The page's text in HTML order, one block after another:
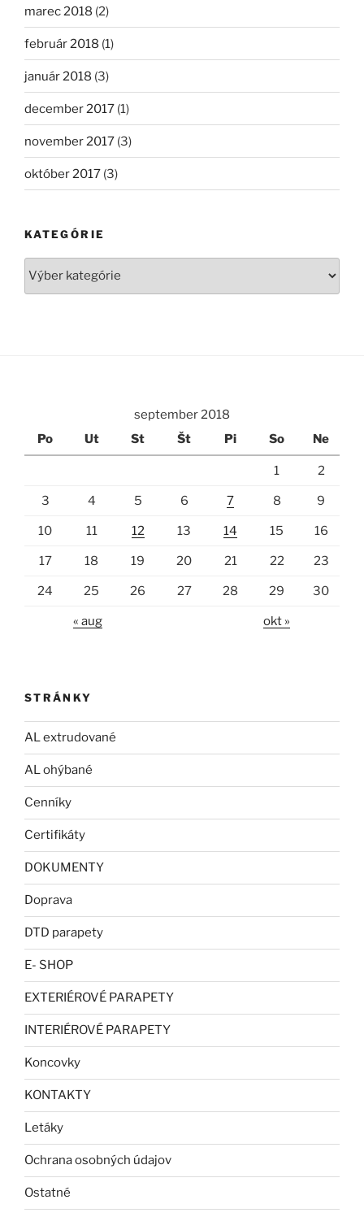
marec 2018 (2)
február 2018 (1)
január 2018 (3)
december 2017 (1)
november 2017 (3)
október 2017 (3)
KATEGÓRIE
Kategórie
september 2018
Po
Ut St Št Pi So Ne
1 2
3 4 5 6 7 8 9
10 11 12 13 14 15 16
17 18 19 20 21 22 23
24 25 26 27 28 29 30
« aug okt »
STRÁNKY
AL extrudované
AL ohýbané
Cenníky
Certifikáty
DOKUMENTY
Doprava
DTD parapety
E- SHOP
EXTERIÉROVÉ PARAPETY
INTERIÉROVÉ PARAPETY
Koncovky
KONTAKTY
Letáky
Ochrana osobných údajov
Ostatné